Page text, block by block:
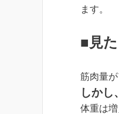
ます。
■見
筋肉量
しかし
体重は